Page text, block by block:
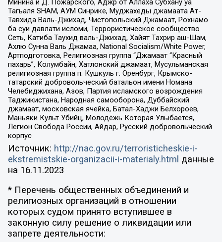
Минина и Д. Пожарского, Аджр от Аллаха Субхану уа
Тагьаля SHAM, АУМ Синрике, Муджахеды джамаата Ат-
Тавхида Валь-Джихад, Чистопольский Джамаат, Рохнамо
ба суи давлати исломи, Террористическое сообщество
Сеть, Катиба Таухид валь-Джихад, Хайят Тахрир аш-Шам,
Ахлю Сунна Валь Джамаа, National Socialism/White Power,
Артподготовка, Религиозная группа “Джамаат “Красный
пахарь”, Колумбайн, Хатлонский джамаат, Мусульманская
религиозная группа п. Кушкуль г. Оренбург, Крымско-
татарский добровольческий батальон имени Номана
Челебиджихана, Азов, Партия исламского возрождения
Таджикистана, Народная самооборона, Дуббайский
джамаат, московская ячейка, Батал-Хаджи Белхороев,
Маньяки Культ Убийц, Молодёжь Которая Улыбается,
Легион Свобода России, Айдар, Русский добровольческий
корпус
Источник: http://nac.gov.ru/terroristicheskie-i-
ekstremistskie-organizacii-i-materialy.html данные
на 16.11.2023
* Перечень общественных объединений и
религиозных организаций в отношении
которых судом принято вступившее в
законную силу решение о ликвидации или
запрете деятельности: